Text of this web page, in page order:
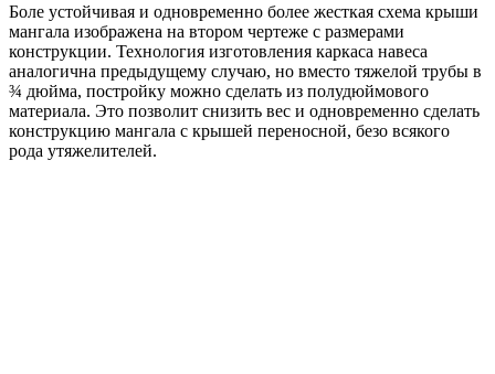
Боле устойчивая и одновременно более жесткая схема крыши
мангала изображена на втором чертеже с размерами
конструкции. Технология изготовления каркаса навеса
аналогична предыдущему случаю, но вместо тяжелой трубы в
¾ дюйма, постройку можно сделать из полудюймового
материала. Это позволит снизить вес и одновременно сделать
конструкцию мангала с крышей переносной, безо всякого
рода утяжелителей.